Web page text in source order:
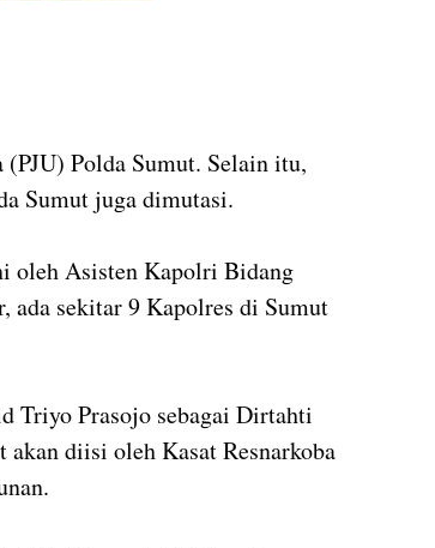
Polda Sumut. Selain itu,
Sumut juga dimutasi.
oleh Asisten Kapolri Bidang
ada sekitar 9 Kapolres di Sumut
Triyo Prasojo sebagai Dirtahti
diisi oleh Kasat Resnarkoba